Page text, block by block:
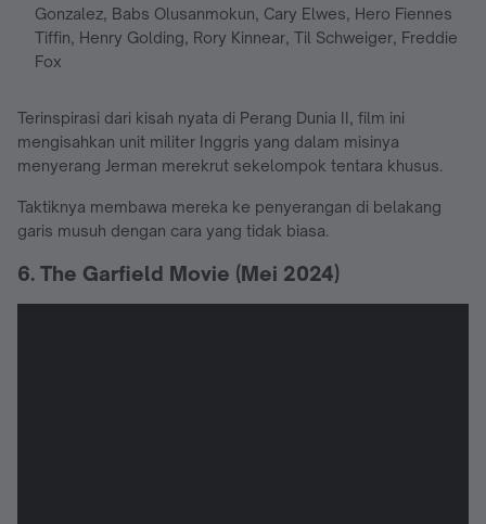
Gonzalez, Babs Olusanmokun, Cary Elwes, Hero Fiennes
Tiffin, Henry Golding, Rory Kinnear, Til Schweiger, Freddie
Fox
Terinspirasi dari kisah nyata di Perang Dunia II, film ini
mengisahkan unit militer Inggris yang dalam misinya
menyerang Jerman merekrut sekelompok tentara khusus.
Taktiknya membawa mereka ke penyerangan di belakang
garis musuh dengan cara yang tidak biasa.
6. The Garfield Movie (Mei 2024)